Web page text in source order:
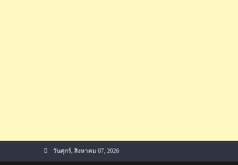
วันศุกร์, สิงหาคม 07, 2026